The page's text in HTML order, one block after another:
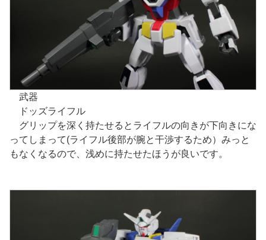
武器
ドッズライフル
グリップを深く持たせるとライフルの向きが下向きにな
ってしまって(ライフル後部が腕と干渉するため）みっと
もなくなるので、浅めに持たせたほうが良いです。